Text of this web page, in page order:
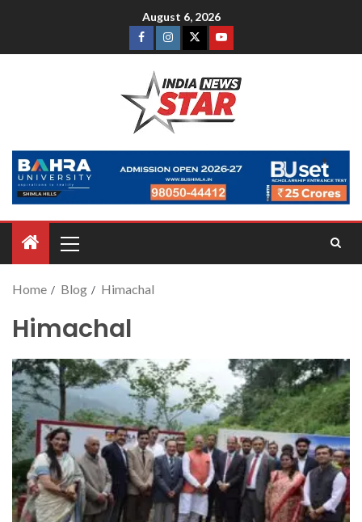
August 6, 2026
Home Blog Himachal
Himachal